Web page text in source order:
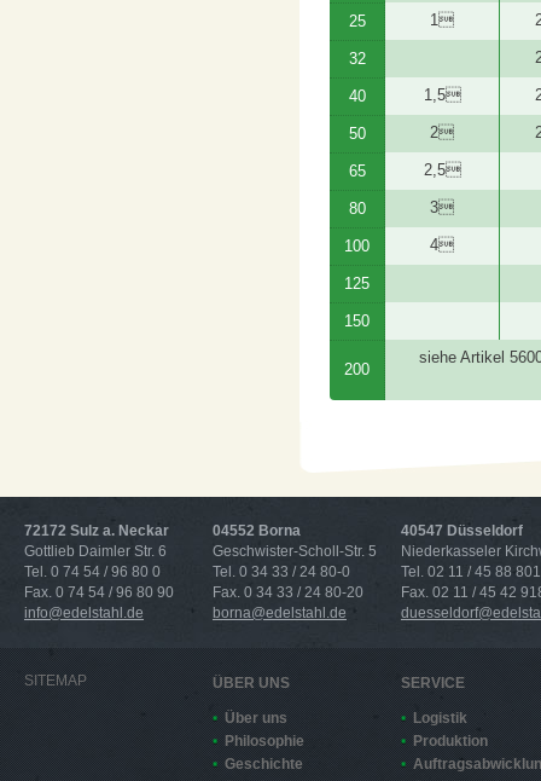
25 1
32
40 1,5
50 2
65 2,5
80 3
100 4
125
150
200
siehe Artikel
72172 Sulz a. Neckar
Gottlieb Daimler Str. 6
Tel. 0 74 54 / 96 80 0
Fax. 0 74 54 / 96 80 90
info@edelstahl.de
04552 Borna
Geschwister-Scholl-Str. 5
Tel. 0 34 33 / 24 80-0
Fax. 0 34 33 / 24 80-20
borna@edelstahl.de
40547 Düsseldorf
Niederkasseler
Tel. 02 11 / 45 88 801
Fax. 02 11 / 45 42
SITEMAP ÜBER UNS
Über uns
Philosophie
Geschichte
SERVICE
Logistik
Produktion